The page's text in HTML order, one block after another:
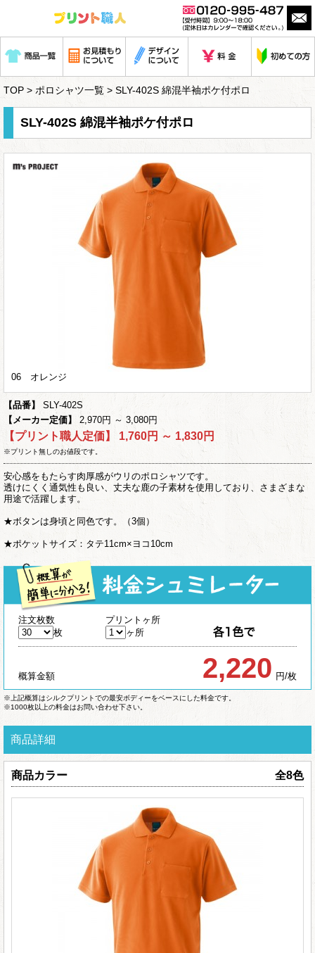
TOP > ポロシャツ一覧 > SLY-402S 綿混半袖ポケ付ポロ
SLY-402S 綿混半袖ポケ付ポロ
06 オレンジ
【品番】
SLY-402S
【メーカー定価】
2,970円 ～ 3,080円
【プリント職人定価】 1,760円 ～ 1,830円
※プリント無しのお値段です。
安心感をもたらす肉厚感がウリのポロシャツです。
透けにくく通気性も良い、丈夫な鹿の子素材を使用しており、さまざまな
用途で活躍します。
★ボタンは身頃と同色です。（3個）
★ポケットサイズ：タテ11cm×ヨコ10cm
注文枚数
プリントヶ所
枚
ヶ所
概算金額 2,220 円/枚
※上記概算はシルクプリントでの最安ボディーをベースにした料金です。
※1000枚以上の料金はお問い合わせ下さい。
商品詳細
商品カラー 全8色